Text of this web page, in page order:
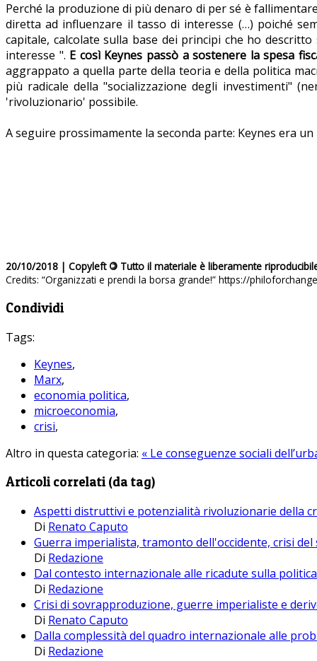
Perché la produzione di più denaro di per sé è
diretta ad influenzare il tasso di interesse (…) poiché
capitale, calcolate sulla base dei principi che ho
interesse ". E così Keynes passò a sostenere la spesa
aggrappato a quella parte della teoria e della politica
più radicale della "socializzazione degli investimenti"
'rivoluzionario' possibile.
A seguire prossimamente la seconda parte: Keynes era
20/10/2018 | Copyleft © Tutto il materiale è liberamente
Credits: “Organizzati e prendi la borsa grande!” https://
Condividi
Tags:
Keynes,
Marx,
economia politica,
microeconomia,
crisi,
Altro in questa categoria: « Le conseguenze sociali
Articoli correlati (da tag)
Aspetti distruttivi e potenzialità rivoluzionarie della
Di Renato Caputo
Guerra imperialista, tramonto dell'occidente, crisi
Di Redazione
Dal contesto internazionale alle ricadute sulla
Di Redazione
Crisi di sovrapproduzione, guerre imperialiste e
Di Renato Caputo
Dalla complessità del quadro internazionale alle
Di Redazione